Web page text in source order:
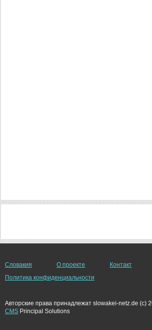
Словакия О проекте Контакт
Политика конфиденциальности
Авторские права принадлежат slowakei-netz.de (c)
CMS Principal Solutions